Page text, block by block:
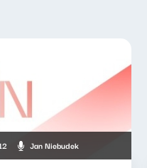
Jan Niebudek